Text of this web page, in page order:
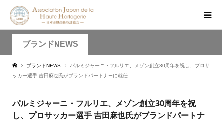
ブランドNEWS
ブランドNEWS
パルミジャーニ・フルリエ、メゾン創立30周年を祝し、プロサ
ッカー選手 吉田麻也氏がブランドパートナーに就任
パルミジャーニ・フルリエ、メゾン創立30周年を祝
し、プロサッカー選手 吉田麻也氏がブランドパートナ